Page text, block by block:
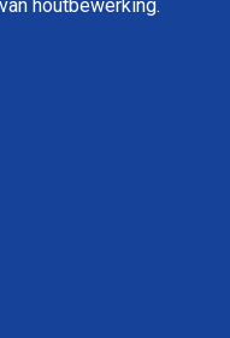
houtbewerking.